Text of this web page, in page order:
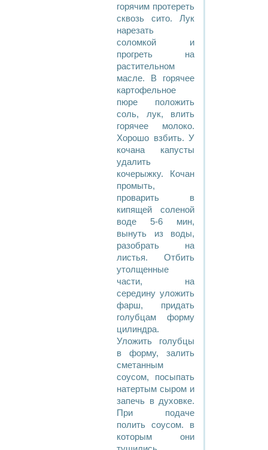
горячим протереть
сквозь сито. Лук
нарезать
соломкой и
прогреть на
растительном
масле. В горячее
картофельное
пюре положить
соль, лук, влить
горячее молоко.
Хорошо взбить. У
кочана капусты
удалить
кочерыжку. Кочан
промыть,
проварить в
кипящей соленой
воде 5-6 мин,
вынуть из воды,
разобрать на
листья. Отбить
утолщенные
части, на
середину уложить
фарш, придать
голубцам форму
цилиндра.
Уложить голубцы
в форму, залить
сметанным
соусом, посыпать
натертым сыром и
запечь в духовке.
При подаче
полить соусом. в
которым они